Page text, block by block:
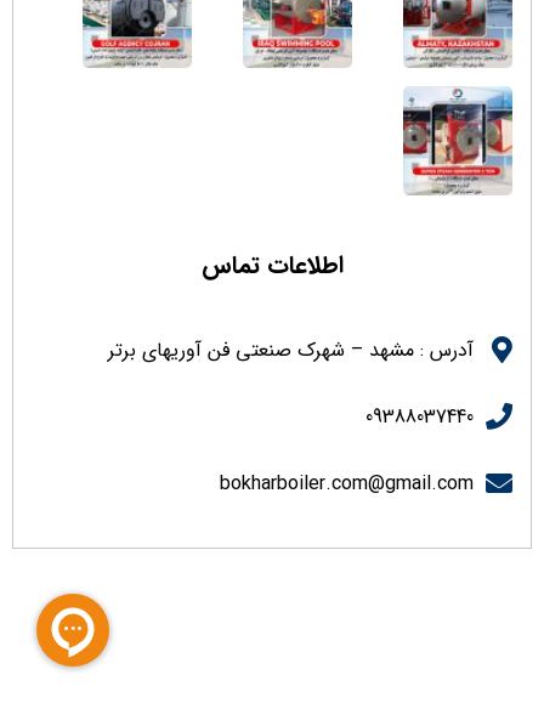
اطلاعات تماس
آدرس : مشهد – شهرک صنعتی فن آوریهای برتر
09388037440
bokharboiler.com@gmail.com